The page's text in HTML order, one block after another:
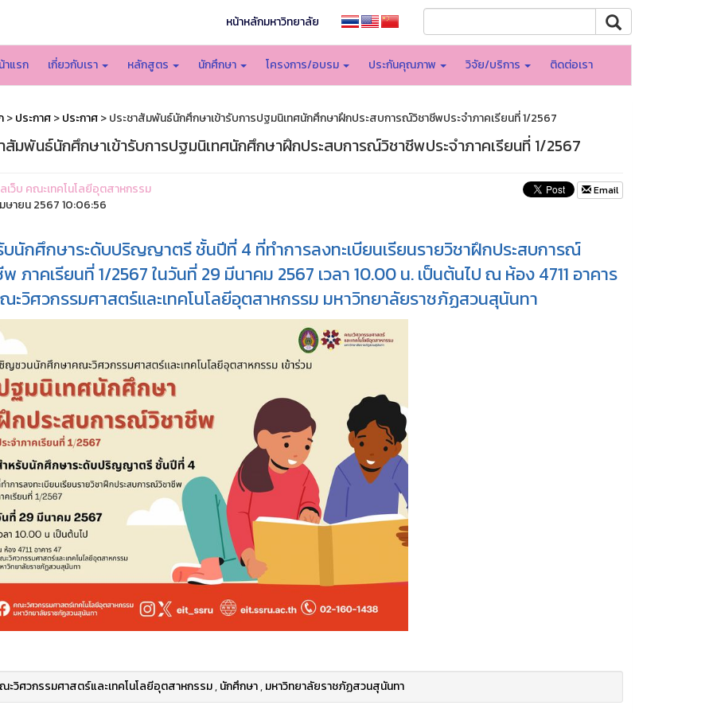
หน้าหลักมหาวิทยาลัย
าแรก เกี่ยวกับเรา หลักสูตร นักศึกษา โครงการ/อบรม ประกันคุณภาพ วิจัย/บริการ ติดต่อเรา
>ประกาศ>ประกาศ> ประชาสัมพันธ์นักศึกษาเข้ารับการปฐมนิเทศนักศึกษาฝึกประสบการณ์วิชาชีพประจำภาคเรียนที่ 1/2567
สัมพันธ์นักศึกษาเข้ารับการปฐมนิเทศนักศึกษาฝึกประสบการณ์วิชาชีพประจำภาคเรียนที่ 1/2567
ว็บ คณะเทคโนโลยีอุตสาหกรรม
ษายน 2567 10:06:56
Email
นักศึกษาระดับปริญญาตรี ชั้นปีที่ 4 ที่ทำการลงทะเบียนเรียนรายวิชาฝึกประสบการณ์
ภาคเรียนที่ 1/2567 ในวันที่ 29 มีนาคม 2567 เวลา 10.00 น. เป็นต้นไป ณ ห้อง 4711 อาคาร
ะวิศวกรรมศาสตร์และเทคโนโลยีอุตสาหกรรม มหาวิทยาลัยราชภัฏสวนสุนันทา
ะวิศวกรรมศาสตร์และเทคโนโลยีอุตสาหกรรม,นักศึกษา,มหาวิทยาลัยราชภัฏสวนสุนันทา